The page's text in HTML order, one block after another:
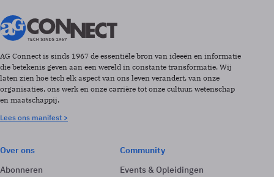
AG Connect is sinds 1967 de essentiële bron van ideeën en informatie
die betekenis geven aan een wereld in constante transformatie. Wij
laten zien hoe tech elk aspect van ons leven verandert, van onze
organisaties, ons werk en onze carrière tot onze cultuur, wetenschap
en maatschappij.
Lees ons manifest >
Over ons
Abonneren
Community
Events & Opleidingen